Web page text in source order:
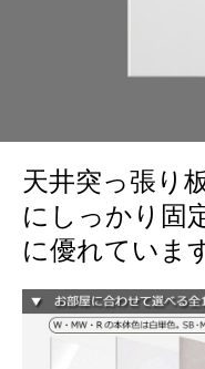
天井突っ張り
にしっかり固
に優れていま